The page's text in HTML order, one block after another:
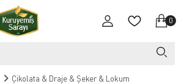
0
Çikolata & Draje & Şeker & Lokum